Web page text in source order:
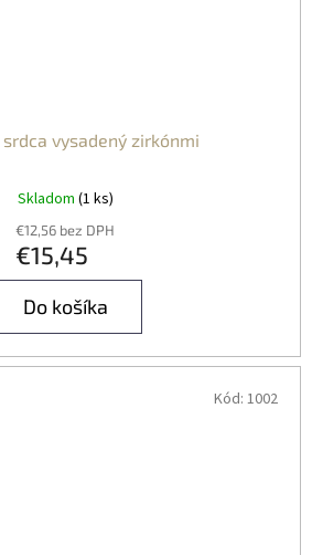
srdca vysadený zirkónmi
Skladom (1 ks)
€12,56 bez DPH
€15,45
Do košíka
Kód: 1002